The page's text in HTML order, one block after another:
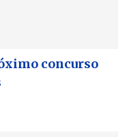
concurso